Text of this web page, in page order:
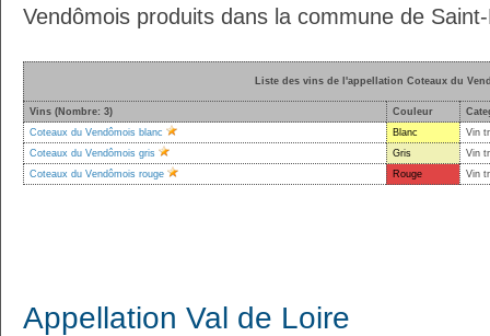
Vendômois produits dans la commune de
Liste des vins de l'appellation Coteaux du
Vins (Nombre: 3) Couleur
Coteaux du Vendômois blanc
Blanc
Vin
Coteaux du Vendômois gris
Gris
Vin
Coteaux du Vendômois rouge
Rouge Vin
Appellation Val de Loire